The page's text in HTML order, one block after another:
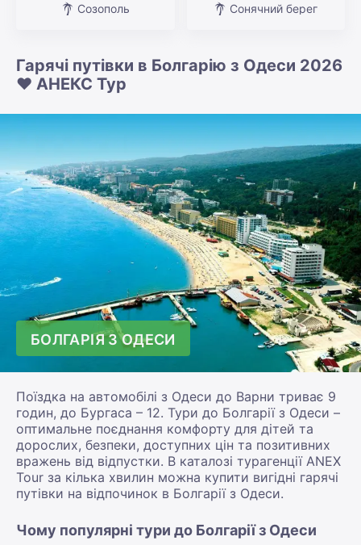
Созополь Сонячний берег
Гарячі путівки в Болгарію з Одеси 2026
❤️ АНЕКС Тур
БОЛГАРІЯ З ОДЕСИ
Поїздка на автомобілі з Одеси до Варни триває 9
годин, до Бургаса – 12. Тури до Болгарії з Одеси –
оптимальне поєднання комфорту для дітей та
дорослих, безпеки, доступних цін та позитивних
вражень від відпустки. В каталозі турагенції ANEX
Tour за кілька хвилин можна купити вигідні гарячі
путівки на відпочинок в Болгарії з Одеси.
Чому популярні тури до Болгарії з Одеси